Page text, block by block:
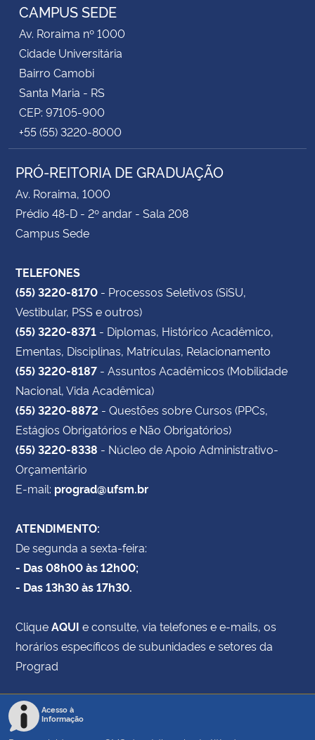
CAMPUS SEDE
Av. Roraima nº 1000
Cidade Universitária
Bairro Camobi
Santa Maria - RS
CEP: 97105-900
+55 (55) 3220-8000
PRÓ-REITORIA DE GRADUAÇÃO
Av. Roraima, 1000
Prédio 48-D - 2º andar - Sala 208
Campus Sede
TELEFONES
(55) 3220-8170 - Processos Seletivos (SiSU,
Vestibular, PSS e outros)
(55) 3220-8371 - Diplomas, Histórico Acadêmico,
Ementas, Disciplinas, Matrículas, Relacionamento
(55) 3220-8187 - Assuntos Acadêmicos (Mobilidade
Nacional, Vida Acadêmica)
(55) 3220-8872 - Questões sobre Cursos (PPCs,
Estágios Obrigatórios e Não Obrigatórios)
(55) 3220-8338 - Núcleo de Apoio Administrativo-
Orçamentário
E-mail: prograd@ufsm.br
ATENDIMENTO:
De segunda a sexta-feira:
- Das 08h00 às 12h00;
- Das 13h30 às 17h30.
CliqueAQUI e consulte, via telefones e e-mails, os
horários específicos de subunidades e setores da
Prograd
Acesso à
Informação